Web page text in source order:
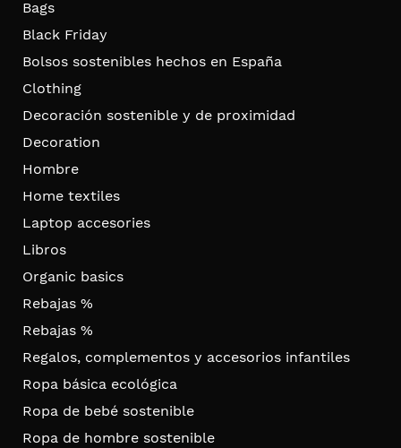
Bags
Black Friday
Bolsos sostenibles hechos en España
Clothing
Decoración sostenible y de proximidad
Decoration
Hombre
Home textiles
Laptop accesories
Libros
Organic basics
Rebajas %
Rebajas %
Regalos, complementos y accesorios infantiles
Ropa básica ecológica
Ropa de bebé sostenible
Ropa de hombre sostenible